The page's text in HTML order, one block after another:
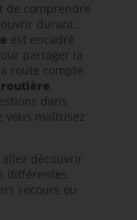
de comprendre
durant
est encadré
partager la
route compte
.
dans
vous maîtrisez
allez découvrir
différentes
secours ou